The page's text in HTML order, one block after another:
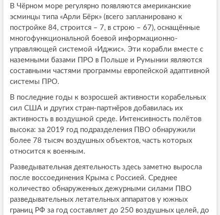
В Чёрном море регулярно появляются американские
эсминцы типа «Арли Бёрк» (всего запланировано к
постройке 84, строится – 7, в строю – 67), оснащённые
многофункциональной боевой информационно-
управляющей системой «Иджис». Эти корабли вместе с
наземными базами ПРО в Польше и Румынии являются
составными частями программы европейской адаптивной
системы ПРО.
В последние годы к возросшей активности корабельных
сил США и других стран-партнёров добавилась их
активность в воздушной среде. Интенсивность полётов
высока: за 2019 год подразделения ПВО обнаружили
более 78 тысяч воздушных объектов, часть которых
относится к военным.
Разведывательная деятельность здесь заметно выросла
после воссоединения Крыма с Россией. Среднее
количество обнаруженных дежурными силами ПВО
разведывательных летательных аппаратов у южных
границ РФ за год составляет до 250 воздушных целей, до